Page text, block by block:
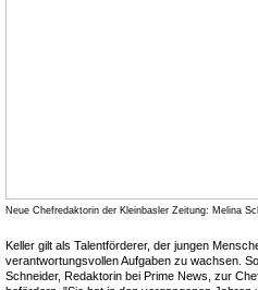
Neue Chefredaktorin der Kleinbasler Zeitung: Melina
Keller gilt als Talentförderer, der jungen
verantwortungsvollen Aufgaben zu wachsen.
Schneider, Redaktorin bei Prime News, zur